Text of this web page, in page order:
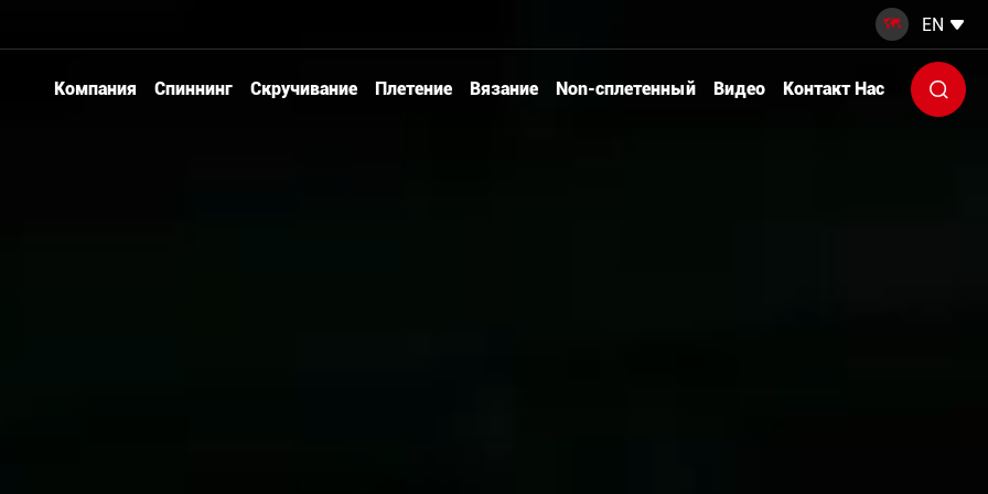
 EN 
Компания Спиннинг Скручивание Плетение Вязание Non-сплетенный Видео Контакт Нас 